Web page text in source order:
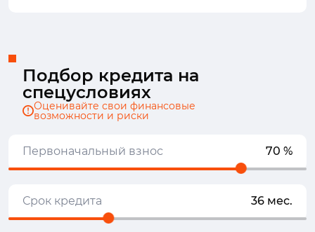
Подбор кредита на
спецусловиях
Оценивайте свои финансовые
возможности и риски
Первоначальный взнос 70 %
Срок кредита 36 мес.